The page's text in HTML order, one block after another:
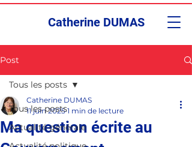
Catherine DUMAS
Post
Tous les posts
Actualité générale
Tous les posts
Ma question écrite au
Catherine DUMAS
11 juin 2025 1 min de lecture